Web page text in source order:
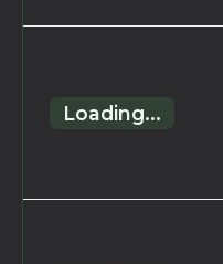
Loading...